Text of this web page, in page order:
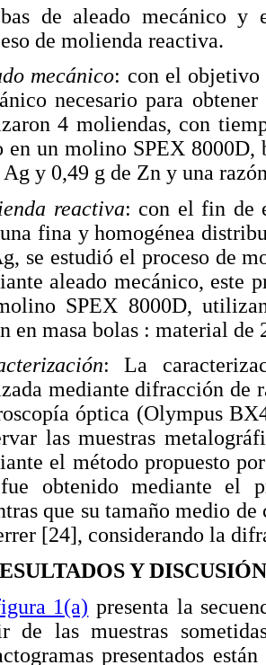
de aleado mecánico
de molienda reactiva.
mecánico: con el objetivo
necesario para
4 moliendas, con
en un molino SPEX
Ag y 0,49 g de Zn y una
reactiva: con el fin de
fina y homogénea
se estudió el proceso de
aleado mecánico, este
SPEX 8000D,
en masa bolas : material de
: La
mediante difracción de
óptica (Olympus
las muestras
el método propuesto
obtenido mediante el
que su tamaño medio
[24], considerando la
Y DISCUSIÓN
1(a) presenta la
de las muestras
presentados